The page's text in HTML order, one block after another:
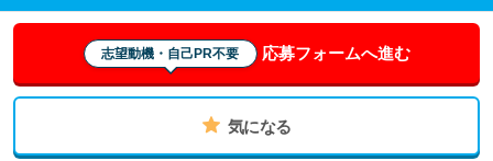
志望動機・自己PR不要 応募フォームへ進む
気になる